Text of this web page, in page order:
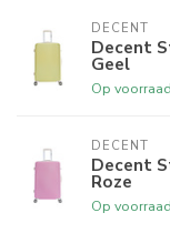
DECENT
Decent
Geel
Op voorraad
DECENT
Decent
Roze
Op voorraad